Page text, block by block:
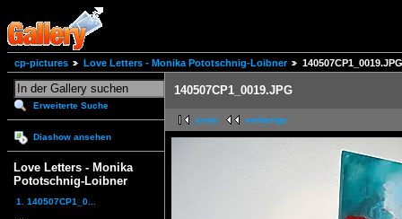
cp-pictures Love Letters - Monika Pototschnig-Loibner 140507CP1_0019.JPG
Erweiterte Suche
Diashow ansehen
Love Letters - Monika
Pototschnig-Loibner
1. 140507CP1_0...
140507CP1_0019.JPG
erste vorherige